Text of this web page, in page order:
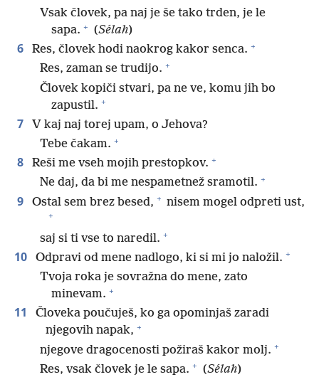
Vsak človek, pa naj je še tako trden, je le
sapa. + (Sélah)
6 Res, človek hodi naokrog kakor senca. +
Res, zaman se trudijo. +
Človek kopiči stvari, pa ne ve, komu jih bo
zapustil. +
7
V kaj naj torej upam, o Jehova?
Tebe čakam. +
8 Reši me vseh mojih prestopkov. +
Ne daj, da bi me nespametnež sramotil. +
9 Ostal sem brez besed, + nisem mogel odpreti ust,
+
saj si ti vse to naredil. +
10 Odpravi od mene nadlogo, ki si mi jo naložil. +
Tvoja roka je sovražna do mene, zato
minevam. +
11
Človeka poučuješ, ko ga opominjaš zaradi
njegovih napak, +
njegove dragocenosti požiraš kakor molj. +
Res, vsak človek je le sapa. + (Sélah)